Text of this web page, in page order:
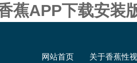
蕉APP下载安装
网站首页 关于香蕉性